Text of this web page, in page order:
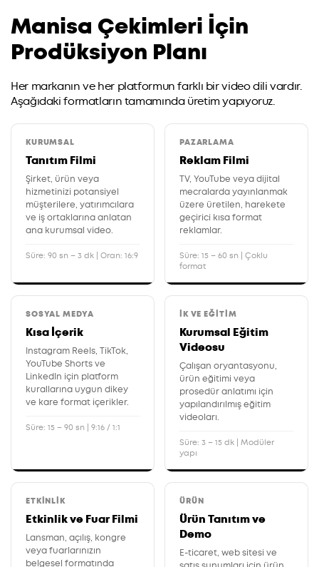
Manisa Çekimleri İçin
Prodüksiyon Planı
Her markanın ve her platformun farklı bir video dili vardır.
Aşağıdaki formatların tamamında üretim yapıyoruz.
KURUMSAL
Tanıtım Filmi
Şirket, ürün veya
hizmetinizi potansiyel
müşterilere, yatırımcılara
ve iş ortaklarına anlatan
ana kurumsal video.
Süre: 90 sn – 3 dk | Oran: 16:9
PAZARLAMA
Reklam Filmi
TV, YouTube veya dijital
mecralarda yayınlanmak
üzere üretilen, harekete
geçirici kısa format
reklamlar.
Süre: 15 – 60 sn | Çoklu
format
SOSYAL MEDYA
Kısa İçerik
Instagram Reels, TikTok,
YouTube Shorts ve
LinkedIn için platform
kurallarına uygun dikey
ve kare format içerikler.
Süre: 15 – 90 sn | 9:16 / 1:1
İK VE EĞITIM
Kurumsal Eğitim
Videosu
Çalışan oryantasyonu,
ürün eğitimi veya
prosedür anlatımı için
yapılandırılmış eğitim
videoları.
Süre: 3 – 15 dk | Modüler
yapı
ETKINLIK
Etkinlik ve Fuar Filmi
Lansman, açılış, kongre
veya fuarlarınızın
belgesel formatında
ÜRÜN
Ürün Tanıtım ve
Demo
E-ticaret, web sitesi ve